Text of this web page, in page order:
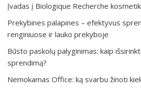
Įvadas į Biologique Recherche
Prekybines palapines – efektyvus
renginiuose ir lauko prekyboje
Būsto paskolų palyginimas: kaip
sprendimą?
Nemokamas Office: ką svarbu žinoti